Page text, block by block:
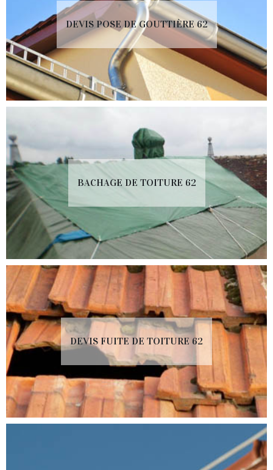
DEVIS POSE DE GOUTTIÈRE 62
BACHAGE DE TOITURE 62
DEVIS FUITE DE TOITURE 62